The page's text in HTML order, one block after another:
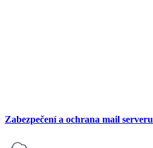
Zabezpečení a ochrana mail serveru